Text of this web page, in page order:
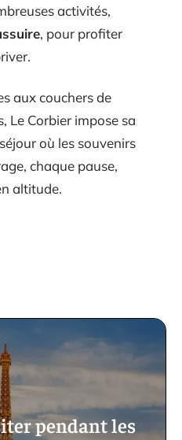
activités,
, pour profiter
aux couchers de
Le Corbier impose sa
où les souvenirs
chaque pause,
altitude.
pendant les